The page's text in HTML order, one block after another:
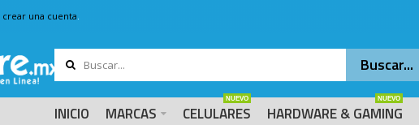
crear una cuenta.
INICIO MARCAS CELULARES
NUEVO
HARDWARE & GAMING
NUEVO